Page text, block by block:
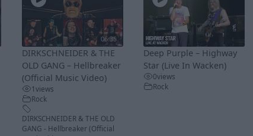
06:35
DIRKSCHNEIDER & THE
OLD GANG – Hellbreaker
(Official Music Video)
1views
Rock
DIRKSCHNEIDER & THE OLD
GANG - Hellbreaker (Official
Deep Purple – Highway
Star (Live In Wacken)
0views
Rock